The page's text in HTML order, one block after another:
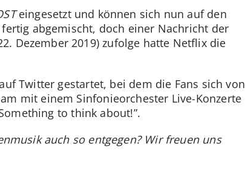
eingesetzt und können sich nun auf den
abgemischt, doch einer Nachricht der
Dezember 2019) zufolge hatte Netflix die
Twitter gestartet, bei dem die Fans sich von
mit einem Sinfonieorchester Live-Konzerte
to think about!”.
auch so entgegen? Wir freuen uns